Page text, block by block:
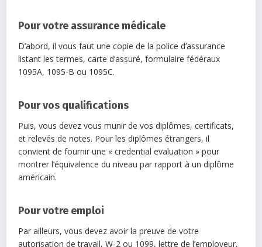
Pour votre assurance médicale
D’abord, il vous faut une copie de la police d’assurance
listant les termes, carte d’assuré, formulaire fédéraux
1095A, 1095-B ou 1095C.
Pour vos qualifications
Puis, vous devez vous munir de vos diplômes, certificats,
et relevés de notes. Pour les diplômes étrangers, il
convient de fournir une « credential evaluation » pour
montrer l’équivalence du niveau par rapport à un diplôme
américain.
Pour votre emploi
Par ailleurs, vous devez avoir la preuve de votre
autorisation de travail, W-2 ou 1099, lettre de l’employeur,